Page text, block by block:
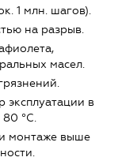
1 млн. шагов).
на разрыв.
масел.
в
80 °С.
монтаже выше